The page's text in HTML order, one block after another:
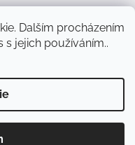
Dalším procházením
jejich používáním..
YouTube
. Všetky práva vyhradené.
cookies